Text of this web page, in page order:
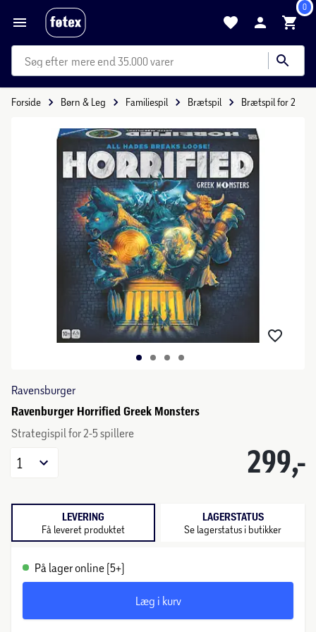
0
mere end 35.000 varer
Forside Børn & Leg Familiespil Brætspil Brætspil for 2
Ravensburger
Ravenburger Horrified Greek Monsters
Strategispil for 2-5 spillere
299,-
1
LEVERING
Få leveret produktet
LAGERSTATUS
Se lagerstatus i butikker
På lager online (5+)
Læg i kurv